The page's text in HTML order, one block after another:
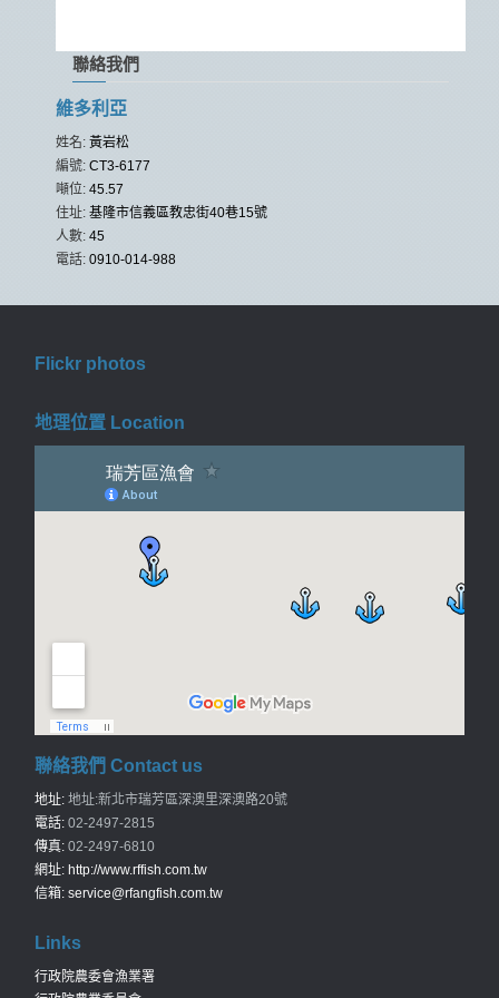
聯絡我們
維多利亞
姓名: 黃岩松
編號: CT3-6177
噸位: 45.57
住址: 基隆市信義區教忠街40巷15號
人數: 45
電話: 0910-014-988
Flickr photos
地理位置 Location
聯絡我們 Contact us
地址: 地址:新北市瑞芳區深澳里深澳路20號
電話: 02-2497-2815
傳真: 02-2497-6810
網址: http://www.rffish.com.tw
信箱: service@rfangfish.com.tw
Links
行政院農委會漁業署